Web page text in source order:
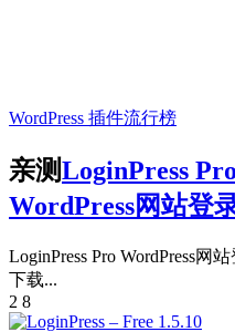
WordPress 插件流行榜
亲测LoginPress
WordPress网站登
LoginPress Pro WordPress
下载...
2 8